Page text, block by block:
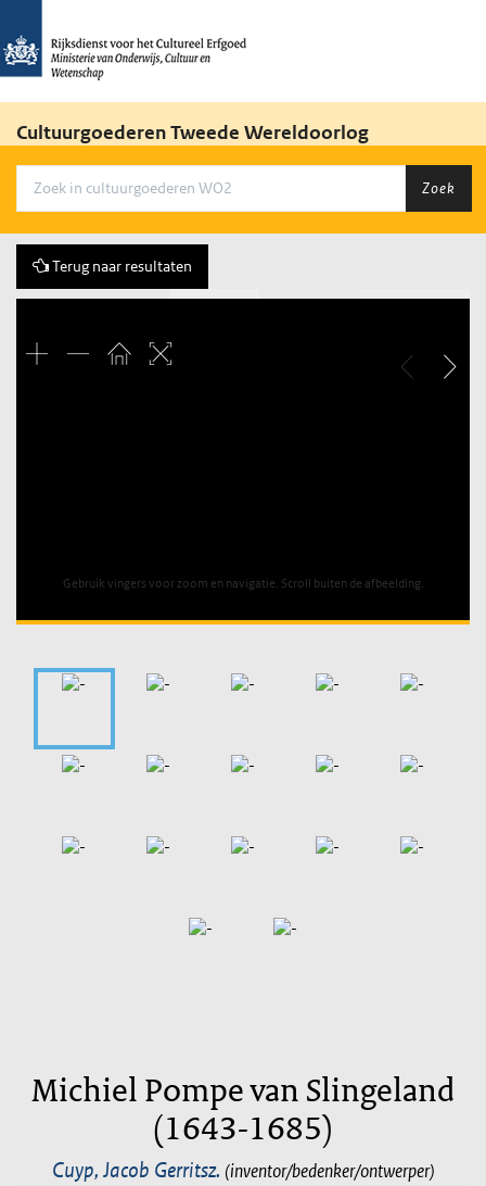
Cultuurgoederen Tweede Wereldoorlog
Zoek
Terug naar resultaten
Gebruik vingers voor zoom en navigatie. Scroll buiten de afbeelding.
Michiel Pompe van Slingeland
(1643-1685)
Cuyp, Jacob Gerritsz. (inventor/bedenker/ontwerper)